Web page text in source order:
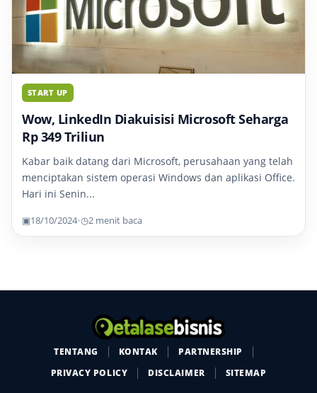
START UP
Wow, LinkedIn Diakuisisi Microsoft Seharga
Rp 349 Triliun
Kabar baik datang dari Microsoft, perusahaan yang telah
menciptakan sistem operasi Windows dan aplikasi Office.
Hari ini Senin...
▣18/10/2024•◷2 menit baca
TENTANG KONTAK
PARTNERSHIP
PRIVACY POLICY
DISCLAIMER SITEMAP